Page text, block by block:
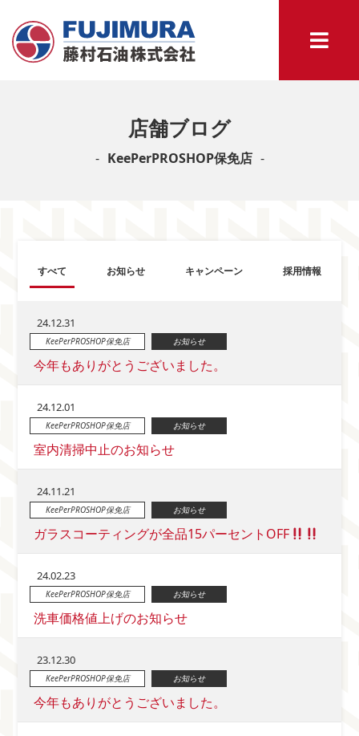
店舗ブログ
KeePerPROSHOP保免店
すべて お知らせ キャンペーン 採用情報
24.12.31
KeePerPROSHOP保免店 お知らせ
今年もありがとうございました。
24.12.01
KeePerPROSHOP保免店 お知らせ
室内清掃中止のお知らせ
24.11.21
KeePerPROSHOP保免店 お知らせ
ガラスコーティングが全品15パーセントOFF
24.02.23
KeePerPROSHOP保免店 お知らせ
洗車価格値上げのお知らせ
23.12.30
KeePerPROSHOP保免店 お知らせ
今年もありがとうございました。